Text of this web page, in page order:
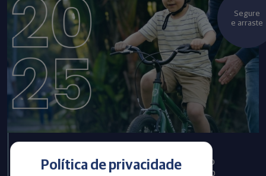
Política de privacidade
Infraprev publica Relatório
Anual com informações do
Segure
e arraste